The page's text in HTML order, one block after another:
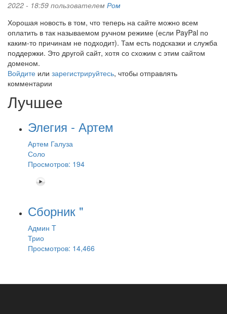
2022 - 18:59 пользователем Ром
Хорошая новость в том, что теперь на сайте можно всем
оплатить в так называемом ручном режиме (если PayPal по
каким-то причинам не подходит). Там есть подсказки и служба
поддержки. Это другой сайт, хотя со схожим с этим сайтом
доменом.
Войдите или зарегистрируйтесь, чтобы отправлять
комментарии
Лучшее
Элегия - Артем
Артем Галуза
Соло
Просмотров: 194
Сборник "
Админ T
Трио
Просмотров: 14,466